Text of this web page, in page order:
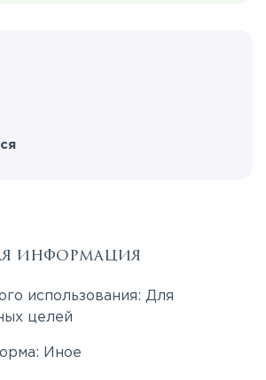
информация
использования: Для
целей
Иное